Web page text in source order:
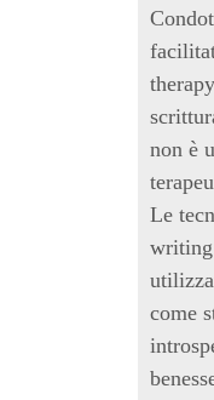
non è
Le
writing
come